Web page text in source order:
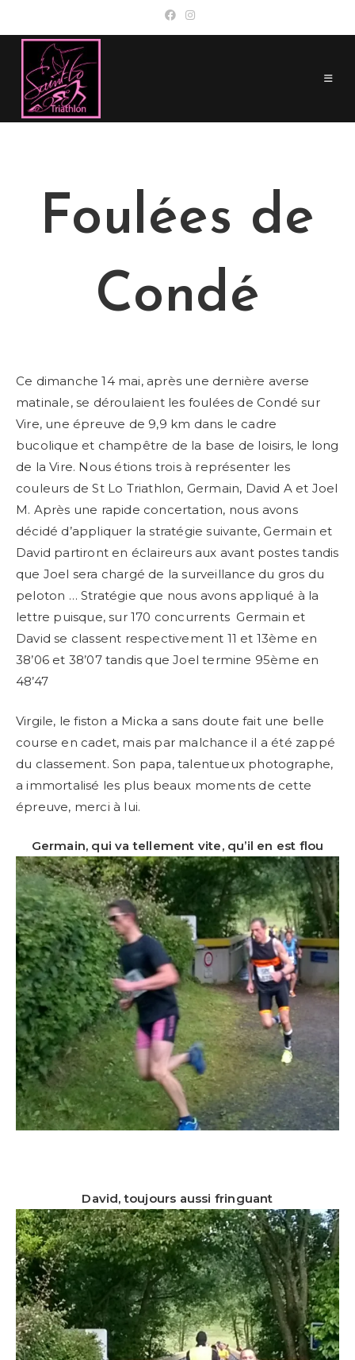
content
Foulées de
Condé
Ce dimanche 14 mai, après une dernière averse
matinale, se déroulaient les foulées de Condé sur
Vire, une épreuve de 9,9 km dans le cadre
bucolique et champêtre de la base de loisirs, le long
de la Vire. Nous étions trois à représenter les
couleurs de St Lo Triathlon, Germain, David A et Joel
M. Après une rapide concertation, nous avons
décidé d’appliquer la stratégie suivante, Germain et
David partiront en éclaireurs aux avant postes tandis
que Joel sera chargé de la surveillance du gros du
peloton … Stratégie que nous avons appliqué à la
lettre puisque, sur 170 concurrents Germain et
David se classent respectivement 11 et 13ème en
38’06 et 38’07 tandis que Joel termine 95ème en
48’47
Virgile, le fiston a Micka a sans doute fait une belle
course en cadet, mais par malchance il a été zappé
du classement. Son papa, talentueux photographe,
a immortalisé les plus beaux moments de cette
épreuve, merci à lui.
Germain, qui va tellement vite, qu’il en est flou
David, toujours aussi fringuant